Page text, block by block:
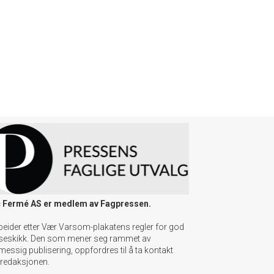
Fermé AS er medlem av Fagpressen.
etter Vær Varsom-plakatens regler for god
Den som mener seg rammet av
publisering, oppfordres til å ta kontakt